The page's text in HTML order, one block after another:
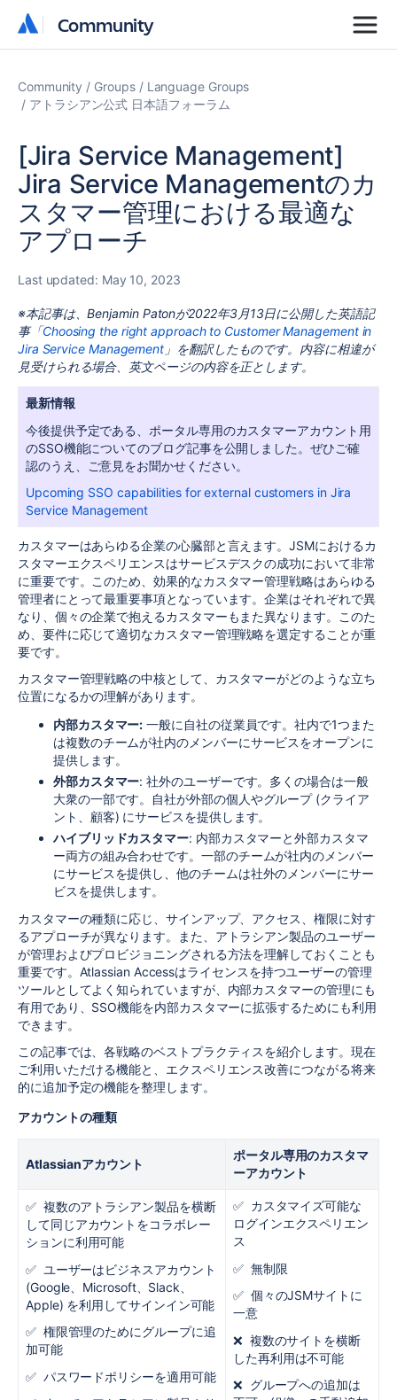
Community
Community
Community Groups
Language Groups
アトラシアン公式 日本語フォーラム
[Jira Service Management]
Jira Service Managementのカ
スタマー管理における最適な
アプローチ
Last updated: May 10, 2023
※本記事は、Benjamin Patonが2022年3月13日に公開した英語記
事「Choosing the right approach to Customer Management in
Jira Service Management 」を翻訳したものです。内容に相違が
見受けられる場合、英文ページの内容を正とします。
最新情報
今後提供予定である、ポータル専用のカスタマーアカウント用
のSSO機能についてのブログ記事を公開しました。ぜひご確
認のうえ、ご意見をお聞かせください。
Upcoming SSO capabilities for external customers in Jira
Service Management
カスタマーはあらゆる企業の心臓部と言えます。JSMにおけるカ
スタマーエクスペリエンスはサービスデスクの成功において非常
に重要です。このため、効果的なカスタマー管理戦略はあらゆる
管理者にとって最重要事項となっています。企業はそれぞれで異
なり、個々の企業で抱えるカスタマーもまた異なります。このた
め、要件に応じて適切なカスタマー管理戦略を選定することが重
要です。
カスタマー管理戦略の中核として、カスタマーがどのような立ち
位置になるかの理解があります。
内部カスタマー: 一般に自社の従業員です。社内で1つまた
は複数のチームが社内のメンバーにサービスをオープンに
提供します。
外部カスタマー: 社外のユーザーです。多くの場合は一般
大衆の一部です。自社が外部の個人やグループ (クライア
ント、顧客) にサービスを提供します。
ハイブリッドカスタマー: 内部カスタマーと外部カスタマ
ー両方の組み合わせです。一部のチームが社内のメンバー
にサービスを提供し、他のチームは社外のメンバーにサー
ビスを提供します。
カスタマーの種類に応じ、サインアップ、アクセス、権限に対す
るアプローチが異なります。また、アトラシアン製品のユーザー
が管理およびプロビジョニングされる方法を理解しておくことも
重要です。Atlassian Accessはライセンスを持つユーザーの管理
ツールとしてよく知られていますが、内部カスタマーの管理にも
有用であり、SSO機能を内部カスタマーに拡張するためにも利用
できます。
この記事では、各戦略のベストプラクティスを紹介します。現在
ご利用いただける機能と、エクスペリエンス改善につながる将来
的に追加予定の機能を整理します。
アカウントの種類
Atlassianアカウント
ポータル専用のカスタマ
ーアカウント
✅ 複数のアトラシアン製品を横断
して同じアカウントをコラボレー
ションに利用可能
✅ ユーザーはビジネスアカウント
(Google、Microsoft、Slack、
Apple) を利用してサインイン可能
✅ 権限管理のためにグループに追
加可能
✅ パスワードポリシーを適用可能
✅ カスタマイズ可能な
ログインエクスペリエン
ス
✅ 無制限
✅ 個々のJSMサイトに
一意
❌ 複数のサイトを横断
した再利用は不可能
❌ グループへの追加は